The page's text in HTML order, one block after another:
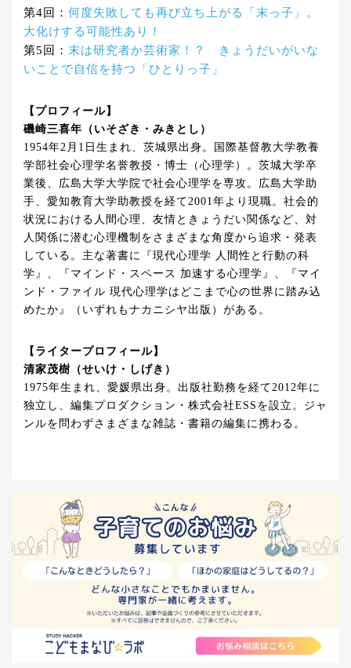
第4回： 何度失敗しても再び立ち上がる「末っ子」。
大化けする可能性あり！
第5回： 末は研究者か芸術家！？ きょうだいがいな
いことで自信を持つ「ひとりっ子」
【プロフィール】
磯崎三喜年（いそざき・みきとし）
1954年2月1日生まれ、茨城県出身。国際基督教大学教養
学部社会心理学名誉教授・博士（心理学）。茨城大学卒
業後、広島大学大学院で社会心理学を専攻。広島大学助
手、愛知教育大学助教授を経て2001年より現職。社会的
状況における人間心理、友情ときょうだい関係など、対
人関係に潜む心理機制をさまざまな角度から追求・発表
している。主な著書に『現代心理学 人間性と行動の科
学』、『マインド・スペース 加速する心理学』、『マイ
ンド・ファイル 現代心理学はどこまで心の世界に踏み込
めたか』（いずれもナカニシヤ出版）がある。
【ライタープロフィール】
清家茂樹（せいけ・しげき）
1975年生まれ、愛媛県出身。出版社勤務を経て2012年に
独立し、編集プロダクション・株式会社ESSを設立。ジャ
ンルを問わずさまざまな雑誌・書籍の編集に携わる。